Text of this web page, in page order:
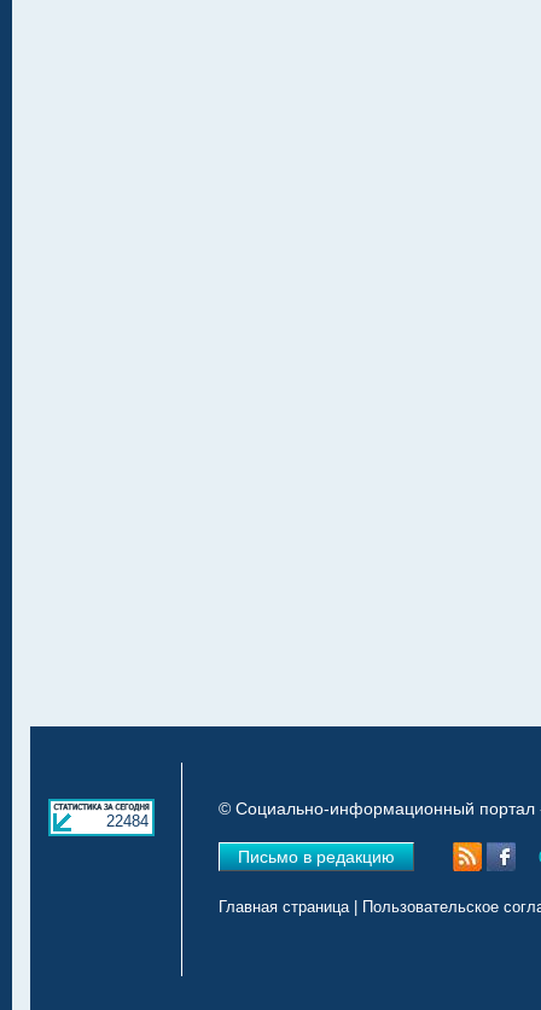
22484
© Социально-информационный портал
Письмо в редакцию
Главная страница| Пользовательское